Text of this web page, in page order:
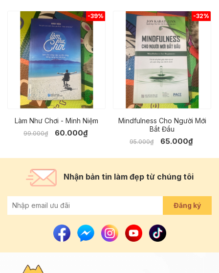
-39%
Làm Như Chơi - Minh Niệm
99.000₫ 60.000₫
-32%
Mindfulness Cho Người Mới
Bắt Đầu
95.000₫ 65.000₫
Nhận bản tin làm đẹp từ chúng tôi
Đăng ký